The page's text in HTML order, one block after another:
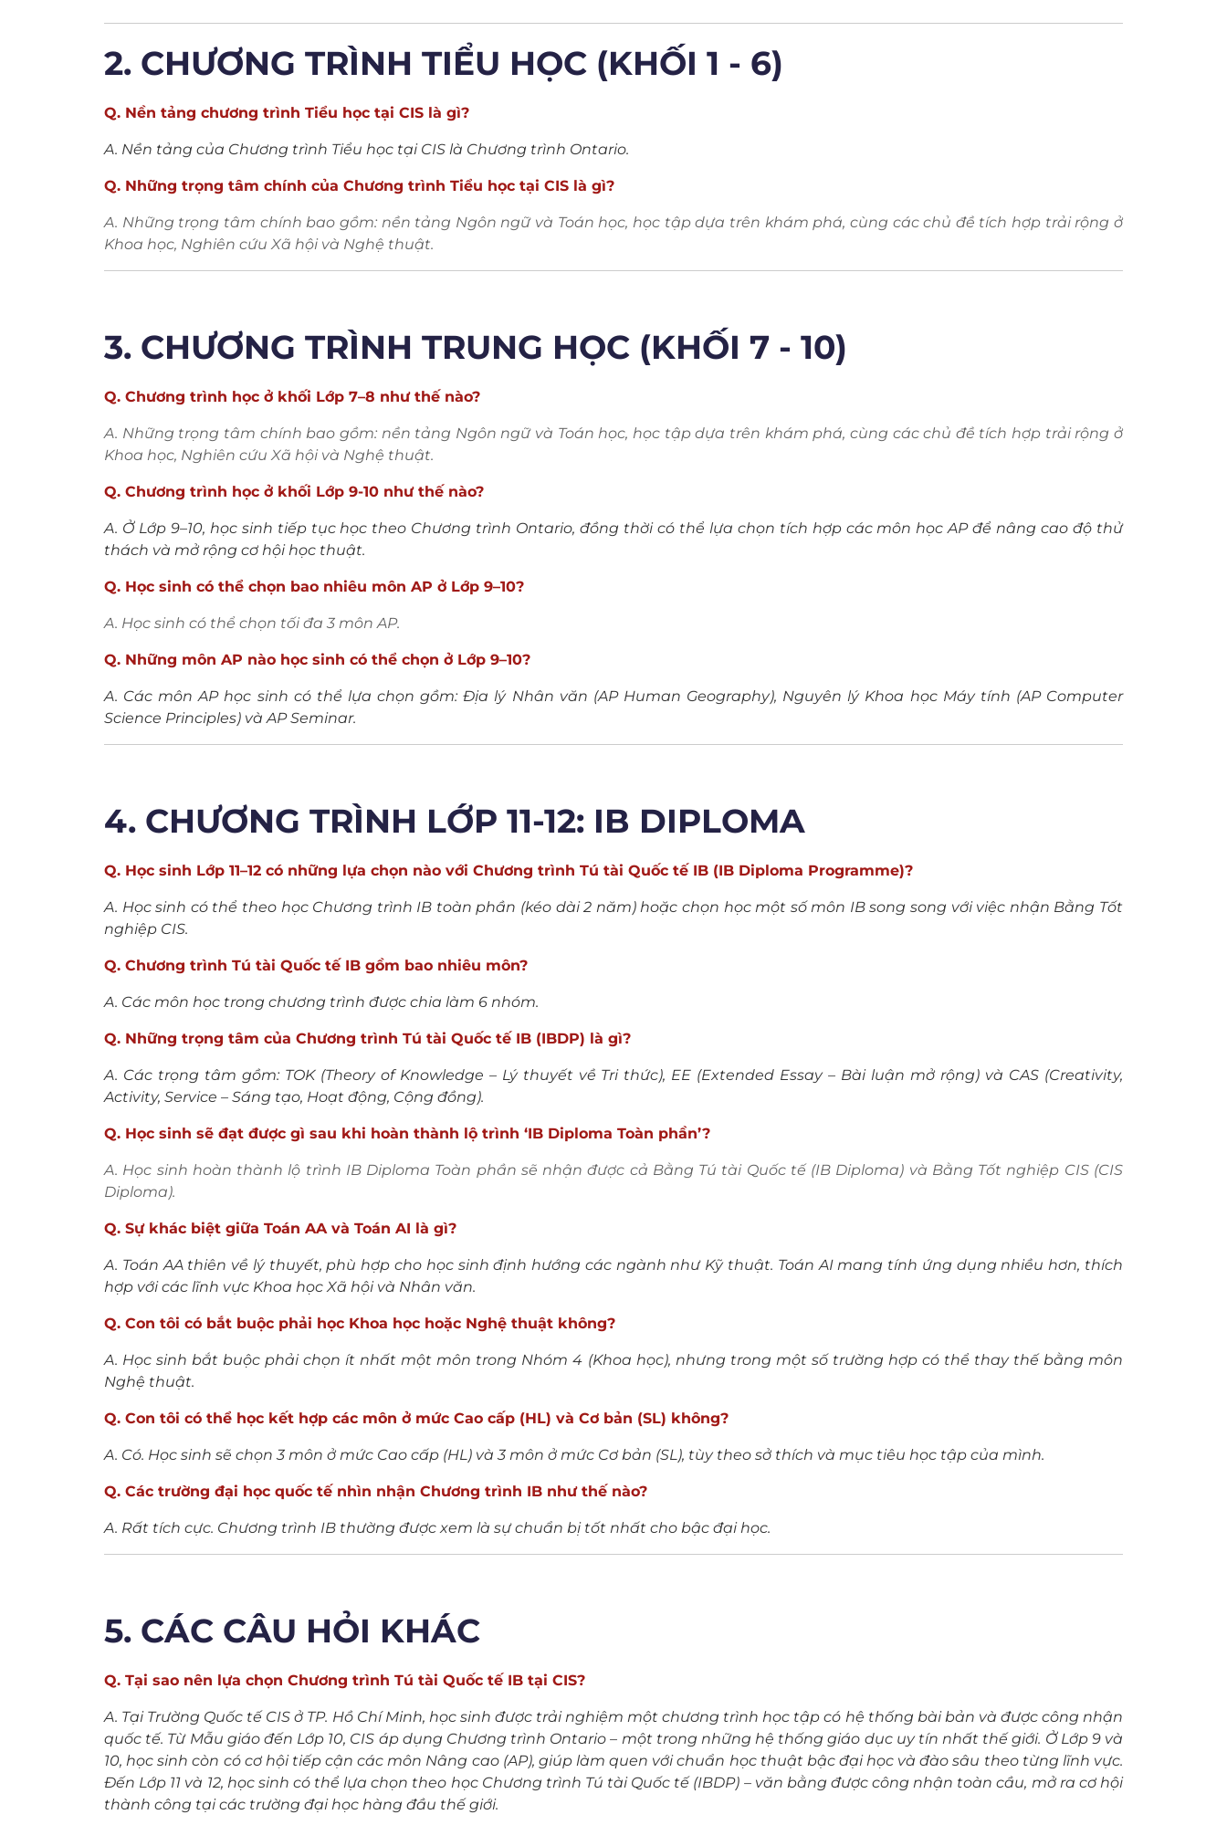
2. CHƯƠNG TRÌNH TIỂU HỌC (KHỐI 1 - 6)
Q. Nền tảng chương trình Tiểu học tại CIS là gì?
A. Nền tảng của Chương trình Tiểu học tại CIS là Chương trình Ontario.
Q. Những trọng tâm chính của Chương trình Tiểu học tại CIS là gì?
A. Những trọng tâm chính bao gồm: nền tảng Ngôn ngữ và Toán học, học tập dựa trên khám phá, cùng các chủ đề tích hợp trải rộng ở
Khoa học, Nghiên cứu Xã hội và Nghệ thuật.
3. CHƯƠNG TRÌNH TRUNG HỌC (KHỐI 7 - 10)
Q. Chương trình học ở khối Lớp 7–8 như thế nào?
A. Những trọng tâm chính bao gồm: nền tảng Ngôn ngữ và Toán học, học tập dựa trên khám phá, cùng các chủ đề tích hợp trải rộng ở
Khoa học, Nghiên cứu Xã hội và Nghệ thuật.
Q. Chương trình học ở khối Lớp 9-10 như thế nào?
A. Ở Lớp 9–10, học sinh tiếp tục học theo Chương trình Ontario, đồng thời có thể lựa chọn tích hợp các môn học AP để nâng cao độ thử
thách và mở rộng cơ hội học thuật.
Q. Học sinh có thể chọn bao nhiêu môn AP ở Lớp 9–10?
A. Học sinh có thể chọn tối đa 3 môn AP.
Q. Những môn AP nào học sinh có thể chọn ở Lớp 9–10?
A. Các môn AP học sinh có thể lựa chọn gồm: Địa lý Nhân văn (AP Human Geography), Nguyên lý Khoa học Máy tính (AP Computer
Science Principles) và AP Seminar.
4. CHƯƠNG TRÌNH LỚP 11-12: IB DIPLOMA
Q. Học sinh Lớp 11–12 có những lựa chọn nào với Chương trình Tú tài Quốc tế IB (IB Diploma Programme)?
A. Học sinh có thể theo học Chương trình IB toàn phần (kéo dài 2 năm) hoặc chọn học một số môn IB song song với việc nhận Bằng Tốt
nghiệp CIS.
Q. Chương trình Tú tài Quốc tế IB gồm bao nhiêu môn?
A. Các môn học trong chương trình được chia làm 6 nhóm.
Q. Những trọng tâm của Chương trình Tú tài Quốc tế IB (IBDP) là gì?
A. Các trọng tâm gồm: TOK (Theory of Knowledge – Lý thuyết về Tri thức), EE (Extended Essay – Bài luận mở rộng) và CAS (Creativity,
Activity, Service – Sáng tạo, Hoạt động, Cộng đồng).
Q. Học sinh sẽ đạt được gì sau khi hoàn thành lộ trình ‘IB Diploma Toàn phần’?
A. Học sinh hoàn thành lộ trình IB Diploma Toàn phần sẽ nhận được cả Bằng Tú tài Quốc tế (IB Diploma) và Bằng Tốt nghiệp CIS (CIS
Diploma).
Q. Sự khác biệt giữa Toán AA và Toán AI là gì?
A. Toán AA thiên về lý thuyết, phù hợp cho học sinh định hướng các ngành như Kỹ thuật. Toán AI mang tính ứng dụng nhiều hơn, thích
hợp với các lĩnh vực Khoa học Xã hội và Nhân văn.
Q. Con tôi có bắt buộc phải học Khoa học hoặc Nghệ thuật không?
A. Học sinh bắt buộc phải chọn ít nhất một môn trong Nhóm 4 (Khoa học), nhưng trong một số trường hợp có thể thay thế bằng môn
Nghệ thuật.
Q. Con tôi có thể học kết hợp các môn ở mức Cao cấp (HL) và Cơ bản (SL) không?
A. Có. Học sinh sẽ chọn 3 môn ở mức Cao cấp (HL) và 3 môn ở mức Cơ bản (SL), tùy theo sở thích và mục tiêu học tập của mình.
Q. Các trường đại học quốc tế nhìn nhận Chương trình IB như thế nào?
A. Rất tích cực. Chương trình IB thường được xem là sự chuẩn bị tốt nhất cho bậc đại học.
5. CÁC CÂU HỎI KHÁC
Q. Tại sao nên lựa chọn Chương trình Tú tài Quốc tế IB tại CIS?
A. Tại Trường Quốc tế CIS ở TP. Hồ Chí Minh, học sinh được trải nghiệm một chương trình học tập có hệ thống bài bản và được công nhận
quốc tế. Từ Mẫu giáo đến Lớp 10, CIS áp dụng Chương trình Ontario – một trong những hệ thống giáo dục uy tín nhất thế giới. Ở Lớp 9 và
10, học sinh còn có cơ hội tiếp cận các môn Nâng cao (AP), giúp làm quen với chuẩn học thuật bậc đại học và đào sâu theo từng lĩnh vực.
Đến Lớp 11 và 12, học sinh có thể lựa chọn theo học Chương trình Tú tài Quốc tế (IBDP) – văn bằng được công nhận toàn cầu, mở ra cơ hội
thành công tại các trường đại học hàng đầu thế giới.